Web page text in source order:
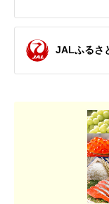
JALふるさ